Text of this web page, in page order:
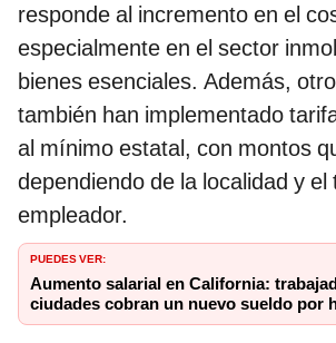
responde al incremento en el
especialmente en el sector
bienes esenciales. Además,
también han implementado
al mínimo estatal, con montos
dependiendo de la localidad y el
empleador.
PUEDES VER:
Aumento salarial en California:
ciudades cobran un nuevo sueldo por